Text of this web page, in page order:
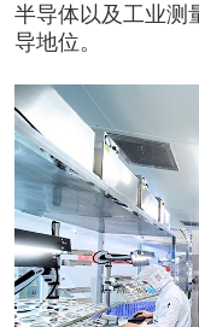
半导体以及工业测
导地位。